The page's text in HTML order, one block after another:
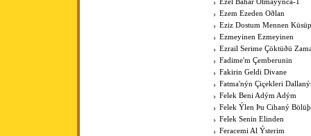
Ezel Bahar Olmayýnca-1
Ezem Ezeden Oðlan
Eziz Dostum Mennen
Ezmeyinen Ezmeyinen
Ezrail Serime Çöktüðü
Fadime'm Çemberunin
Fakirin Geldi Divane
Fatma'nýn Çiçekleri
Felek Beni Adým Adým
Felek Ýlen Þu Cihaný
Felek Senin Elinden
Feracemi Al Ýsterim